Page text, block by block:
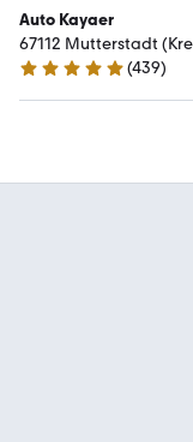
Auto Kayaer
67112 Mutterstadt
4.9 Sterne
(439)